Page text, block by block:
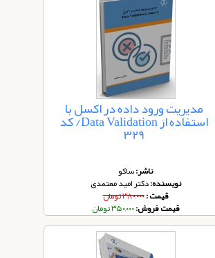
مدیریت ورود داده در اکسل با
استفاده از Data Validation/ کد
329
ناشر:ساکو
نویسنده:دکتر امید معتمدی
قیمت :۳۸۰,۰۰۰ تومان
قیمت فروش:۳۵۰,۰۰۰ تومان